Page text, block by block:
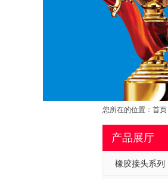
您所在的位置： 首页
产品展厅
橡胶接头系列